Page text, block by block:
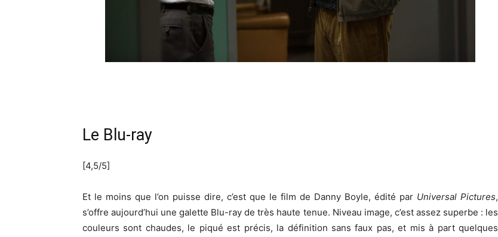
Le Blu-ray
[4,5/5]
Et le moins que l’on puisse dire, c’est que le film de Danny Boyle, édité par Universal Pictures,
s’offre aujourd’hui une galette Blu-ray de très haute tenue. Niveau image, c’est assez superbe : les
couleurs sont chaudes, le piqué est précis, la définition sans faux pas, et mis à part quelques